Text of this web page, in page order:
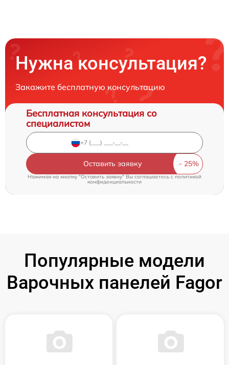
Нужна консультация?
Закажите бесплатную консультацию
Бесплатная консультация со
специалистом
Оставить заявку
Нажимая на кнопку "Оставить заявку" Вы соглашаетесь cполитикой
конфиденциальности
Популярные модели
Варочных панелей Fagor